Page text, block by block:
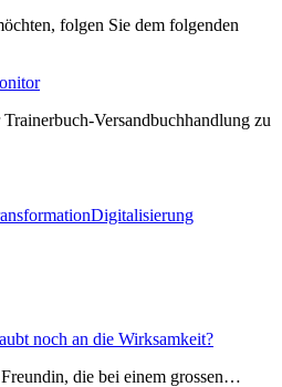
folgen Sie dem folgenden
Versandbuchhandlung zu
Digitalisierung
noch an die Wirksamkeit?
die bei einem grossen…